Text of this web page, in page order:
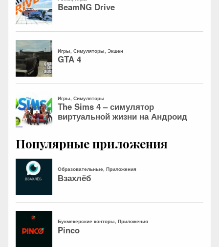
Популярные приложения